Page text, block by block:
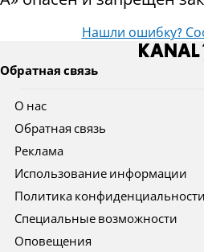
Нашли ошибку?
Обратная связь
О нас
Обратная связь
Реклама
Использование информации
Политика конфиденциальности
Специальные возможности
Оповещения